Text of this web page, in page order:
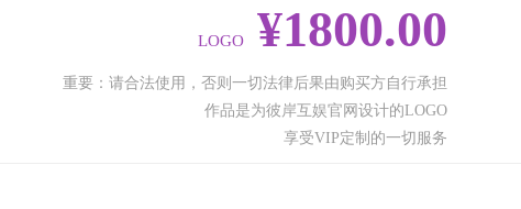
LOGO ¥1800.00
重要：请合法使用，否则一切法律后果由购买方自行承担
作品是为彼岸互娱官网设计的LOGO
享受VIP定制的一切服务